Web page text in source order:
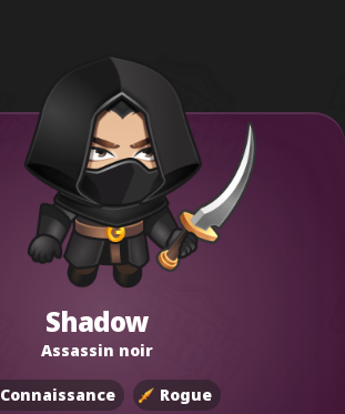
Shadow
Assassin noir
Connaissance Rogue